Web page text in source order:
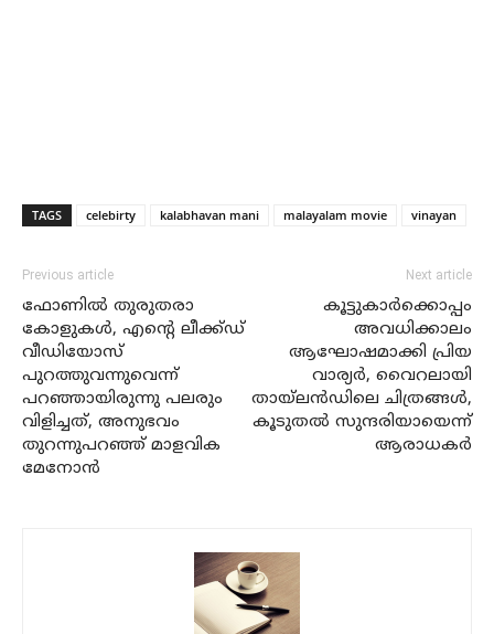
TAGS celebirty kalabhavan mani malayalam movie vinayan
Previous article
ഫോണില്‍ തുരുതരാ
കോളുകള്‍, എന്റെ ലീക്ക്ഡ്
വീഡിയോസ്
പുറത്തുവന്നുവെന്ന്
പറഞ്ഞായിരുന്നു പലരും
വിളിച്ചത്, അനുഭവം
തുറന്നുപറഞ്ഞ് മാളവിക
മേനോന്‍
Next article
കൂട്ടുകാര്‍ക്കൊപ്പം
അവധിക്കാലം
ആഘോഷമാക്കി പ്രിയ
വാര്യര്‍, വൈറലായി
തായ്‌ലന്‍ഡിലെ ചിത്രങ്ങള്‍,
കൂടുതല്‍ സുന്ദരിയായെന്ന്
ആരാധകര്‍